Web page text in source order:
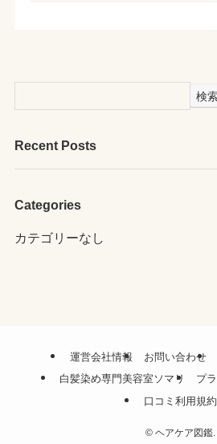
検
Recent Posts
Categories
カテゴリーなし
運営会社情報 お問い合わせ
白髪染め専門美容室ソマリ
プ
口コミ利用規約
©ヘアケア図鑑.